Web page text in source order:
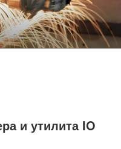
и утилита IO